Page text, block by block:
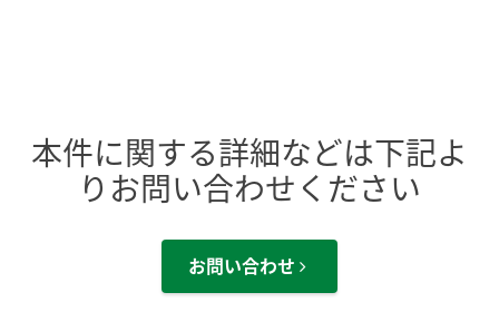
本件に関する詳細などは下記よ
りお問い合わせください
お問い合わせ